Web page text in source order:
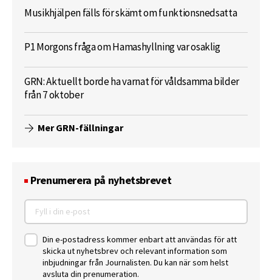
Musikhjälpen fälls för skämt om funktionsnedsatta
P1 Morgons fråga om Hamashyllning var osaklig
GRN: Aktuellt borde ha varnat för våldsamma bilder
från 7 oktober
Mer GRN-fällningar
Prenumerera på nyhetsbrevet
Din e-postadress kommer enbart att användas för att
skicka ut nyhetsbrev och relevant information som
inbjudningar från Journalisten. Du kan när som helst
avsluta din prenumeration.